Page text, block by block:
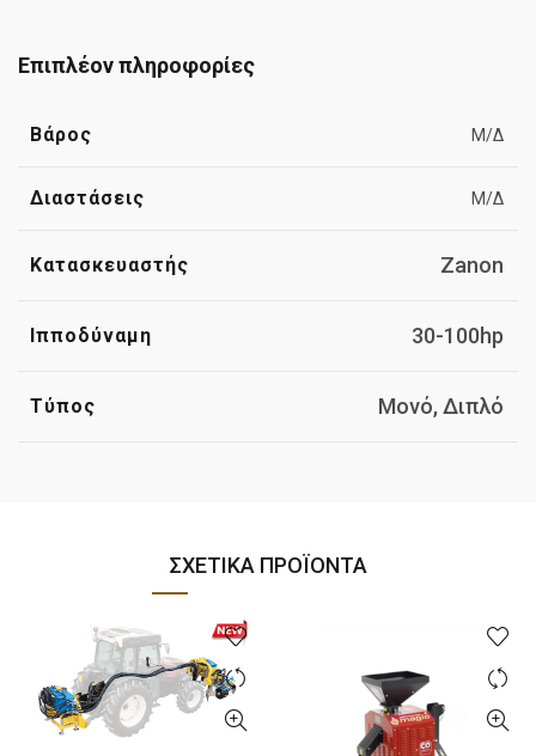
Επιπλέον πληροφορίες
Βάρος Μ/Δ
Διαστάσεις Μ/Δ
Κατασκευαστής Zanon
Ιπποδύναμη 30-100hp
Τύπος Μονό, Διπλό
ΣΧΕΤΙΚΆ ΠΡΟΪΌΝΤΑ